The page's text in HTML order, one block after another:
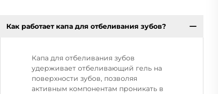
Как работает капа для отбеливания зубов?
Капа для отбеливания зубов
удерживает отбеливающий гель на
поверхности зубов, позволяя
активным компонентам проникать в